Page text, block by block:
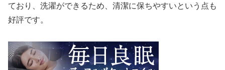
ており、洗濯ができるため、清潔に保ちやすいという点も
好評です。